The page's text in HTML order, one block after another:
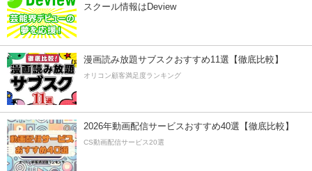
スクール情報はDeview
漫画読み放題サブスクおすすめ11選【徹底比較】
オリコン顧客満足度ランキング
2026年動画配信サービスおすすめ40選【徹底比較】
CS動画配信サービス20選